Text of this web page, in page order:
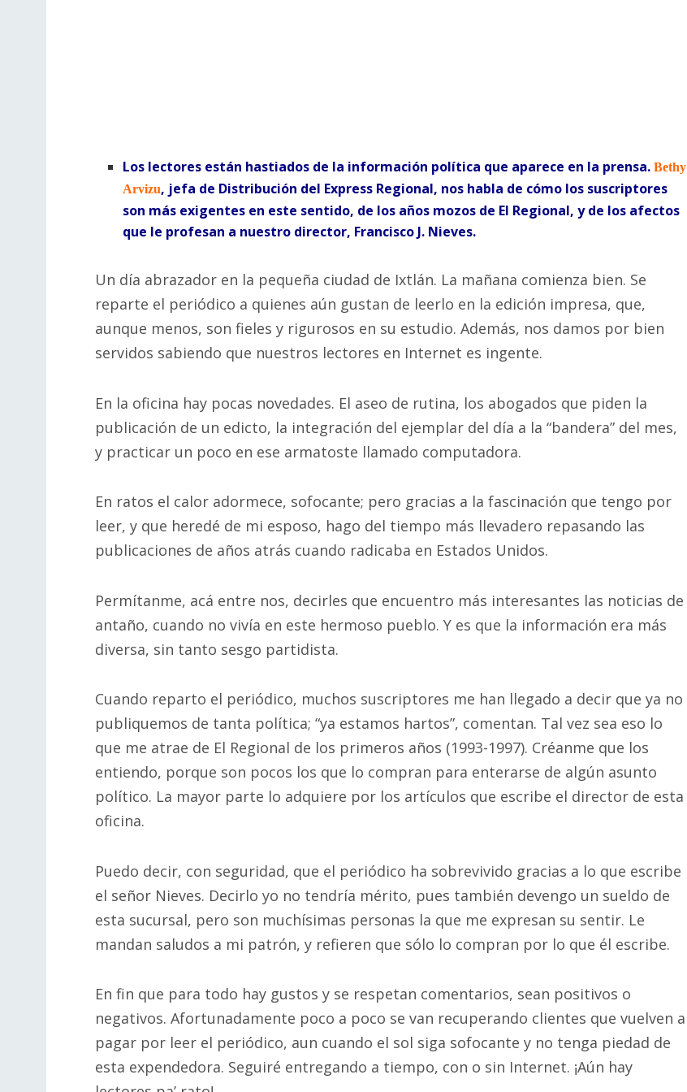
Los lectores están hastiados de la información política que aparece en la prensa.Bethy
Arvizu, jefa de Distribución del Express Regional, nos habla de cómo los suscriptores
son más exigentes en este sentido, de los años mozos de El Regional, y de los afectos
que le profesan a nuestro director, Francisco J. Nieves.
Un día abrazador en la pequeña ciudad de Ixtlán. La mañana comienza bien. Se
reparte el periódico a quienes aún gustan de leerlo en la edición impresa, que,
aunque menos, son fieles y rigurosos en su estudio. Además, nos damos por bien
servidos sabiendo que nuestros lectores en Internet es ingente.
En la oficina hay pocas novedades. El aseo de rutina, los abogados que piden la
publicación de un edicto, la integración del ejemplar del día a la “bandera” del mes,
y practicar un poco en ese armatoste llamado computadora.
En ratos el calor adormece, sofocante; pero gracias a la fascinación que tengo por
leer, y que heredé de mi esposo, hago del tiempo más llevadero repasando las
publicaciones de años atrás cuando radicaba en Estados Unidos.
Permítanme, acá entre nos, decirles que encuentro más interesantes las noticias de
antaño, cuando no vivía en este hermoso pueblo. Y es que la información era más
diversa, sin tanto sesgo partidista.
Cuando reparto el periódico, muchos suscriptores me han llegado a decir que ya no
publiquemos de tanta política; “ya estamos hartos”, comentan. Tal vez sea eso lo
que me atrae de El Regional de los primeros años (1993-1997). Créanme que los
entiendo, porque son pocos los que lo compran para enterarse de algún asunto
político. La mayor parte lo adquiere por los artículos que escribe el director de esta
oficina.
Puedo decir, con seguridad, que el periódico ha sobrevivido gracias a lo que escribe
el señor Nieves. Decirlo yo no tendría mérito, pues también devengo un sueldo de
esta sucursal, pero son muchísimas personas la que me expresan su sentir. Le
mandan saludos a mi patrón, y refieren que sólo lo compran por lo que él escribe.
En fin que para todo hay gustos y se respetan comentarios, sean positivos o
negativos. Afortunadamente poco a poco se van recuperando clientes que vuelven a
pagar por leer el periódico, aun cuando el sol siga sofocante y no tenga piedad de
esta expendedora. Seguiré entregando a tiempo, con o sin Internet. ¡Aún hay